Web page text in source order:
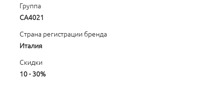
Группа
CA4021
Страна регистрации бренда
Италия
Скидки
10 - 30%